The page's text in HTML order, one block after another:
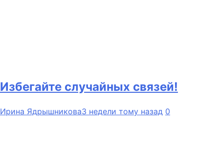
Избегайте случайных связей!
Ирина Ядрышникова3 недели тому назад 0